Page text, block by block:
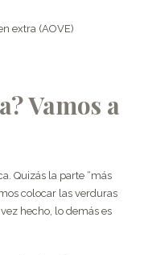
extra (AOVE)
Vamos a
Quizás la parte “más
colocar las verduras
hecho, lo demás es